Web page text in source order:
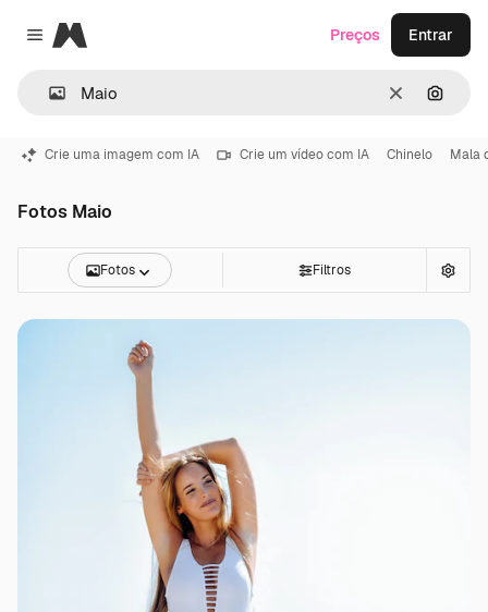
Close menu
Magnific
Limpar
Preços Entrar
Crie uma imagem com IA Crie um vídeo com IA Chinelo Mala
Fotos Maio
Fotos Filtros